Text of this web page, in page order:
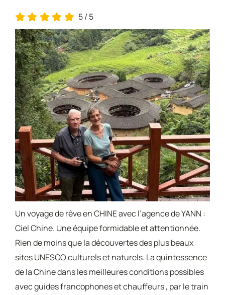
5/ 5
Un voyage de rêve en CHINE avec l’agence de YANN :
Ciel Chine. Une équipe formidable et attentionnée.
Rien de moins que la découvertes des plus beaux
sites UNESCO culturels et naturels. La quintessence
de la Chine dans les meilleures conditions possibles
avec guides francophones et chauffeurs , par le train